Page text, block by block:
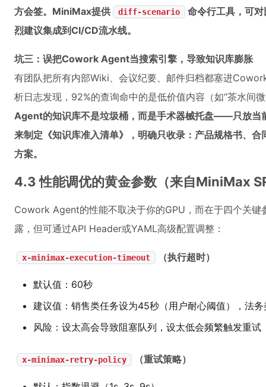
方会签。MiniMax提供 diff-scenario
命令行工具，可
烈建议集成到CI/CD流水线。
坑三：误把Cowork Agent当搜索引擎，导致知识库膨胀
有团队把所有内部Wiki、会议纪要、邮件归档都塞进
析日志发现，92%的查询命中的是低价值内容（如“茶水间
Agent的知识库不是垃圾桶，而是手术器械托盘——只放当
来制定《知识库准入清单》，明确只收录：产品规格书、
方案。
4.3 性能调优的黄金参数（来自MiniMax
Cowork Agent的性能不取决于你的GPU，而在于四个关键
露，但可通过API Header或YAML高级配置调整：
x-minimax-execution-timeout （执行超时）
默认值：60秒
建议值：销售类任务设为45秒（用户耐心阈值），法
风险：设太高会导致阻塞队列，设太低会频繁触发重试
x-minimax-retry-policy （重试策略）